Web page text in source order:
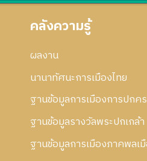
คลังความรู้
ผลงาน
นานาทัศนะการเมืองไทย
ฐานข้อมูลการเมืองการปกค
ฐานข้อมูลรางวัลพระปกเกล้า
ฐานข้อมูลการเมืองภาคพลเ